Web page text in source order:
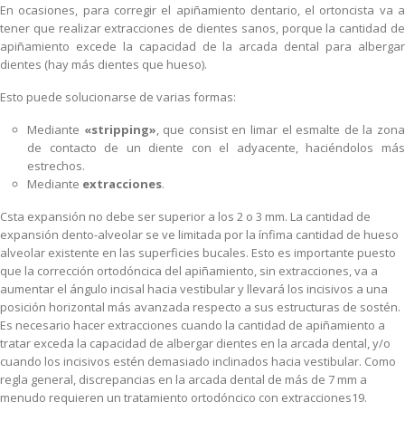
En ocasiones, para corregir el apiñamiento dentario, el ortoncista va a
tener que realizar extracciones de dientes sanos, porque la cantidad de
apiñamiento excede la capacidad de la arcada dental para albergar
dientes (hay más dientes que hueso).
Esto puede solucionarse de varias formas:
Mediante «stripping», que consist en limar el esmalte de la zona
de contacto de un diente con el adyacente, haciéndolos más
estrechos.
Mediante extracciones.
Csta expansión no debe ser superior a los 2 o 3 mm. La cantidad de
expansión dento-alveolar se ve limitada por la ínfima cantidad de hueso
alveolar existente en las superficies bucales. Esto es importante puesto
que la corrección ortodóncica del apiñamiento, sin extracciones, va a
aumentar el ángulo incisal hacia vestibular y llevará los incisivos a una
posición horizontal más avanzada respecto a sus estructuras de sostén.
Es necesario hacer extracciones cuando la cantidad de apiñamiento a
tratar exceda la capacidad de albergar dientes en la arcada dental, y/o
cuando los incisivos estén demasiado inclinados hacia vestibular. Como
regla general, discrepancias en la arcada dental de más de 7 mm a
menudo requieren un tratamiento ortodóncico con extracciones19.